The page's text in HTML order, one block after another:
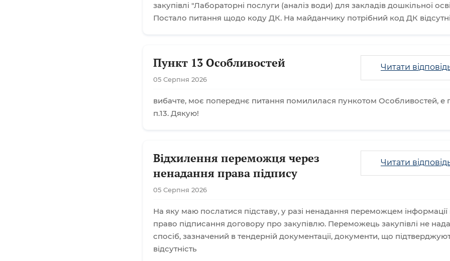
закупівлі "Лабораторні послуги (аналіз води) для закладів дошкільної
Постало питання щодо коду ДК. На майданчику потрібний код ДК
Пункт 13 Особливостей
05 Серпня 2026
Читати
вибачте, моє попереднє питання помилилася пункотом Особливостей, е
п.13. Дякую!
Відхилення переможця через
ненадання права підпису
05 Серпня 2026
Читати
На яку маю послатися підставу, у разі ненадання переможцем інформації
право підписання договору про закупівлю. Переможець закупівлі не
спосіб, зазначений в тендерній документації, документи, що
відсутність